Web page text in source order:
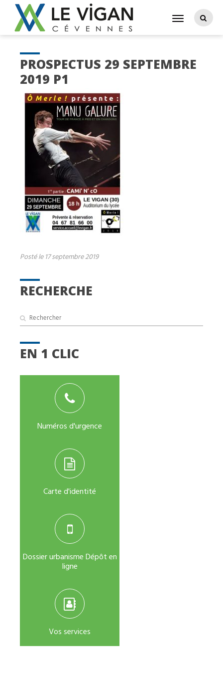
RECHERCHE
EN 1 CLIC
Numéros d'urgence
Carte d'identité
Dossier urbanisme Dépôt en
ligne
Vos services
PROSPECTUS 29 SEPTEMBRE
2019 P1
Posté le 17 septembre 2019